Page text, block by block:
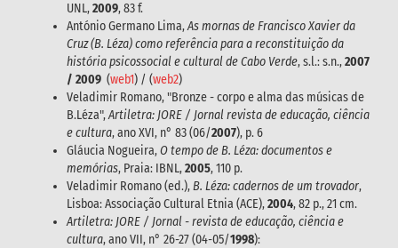
UNL,2009, 83 f.
António Germano Lima,As mornas de Francisco Xavier da
Cruz (B. Léza) como referência para a reconstituição da
história psicossocial e cultural de Cabo Verde, s.l.: s.n.,2007
/ 2009 (web1) / (web2)
Veladimir Romano, "Bronze - corpo e alma das músicas de
B.Léza",Artiletra: JORE / Jornal revista de educação, ciência
e cultura, ano XVI, n° 83 (06/2007), p. 6
Gláucia Nogueira,O tempo de B. Léza: documentos e
memórias, Praia: IBNL,2005, 110 p.
Veladimir Romano (ed.),B. Léza: cadernos de um trovador,
Lisboa: Associação Cultural Etnia (ACE),2004, 82 p., 21 cm.
Artiletra: JORE / Jornal - revista de educação, ciência e
cultura, ano VII, n° 26-27 (04-05/1998):